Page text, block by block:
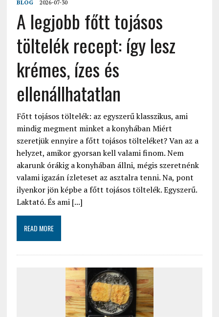
BLOG 2026-07-30
A legjobb főtt tojásos
töltelék recept: így lesz
krémes, ízes és
ellenállhatatlan
Főtt tojásos töltelék: az egyszerű klasszikus, ami
mindig megment minket a konyhában Miért
szeretjük ennyire a főtt tojásos tölteléket? Van az a
helyzet, amikor gyorsan kell valami finom. Nem
akarunk órákig a konyhában állni, mégis szeretnénk
valami igazán ízleteset az asztalra tenni. Na, pont
ilyenkor jön képbe a főtt tojásos töltelék. Egyszerű.
Laktató. És ami [...]
READ MORE